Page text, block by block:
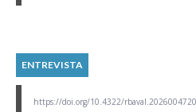
ENTREVISTA
https://doi.org/10.4322/